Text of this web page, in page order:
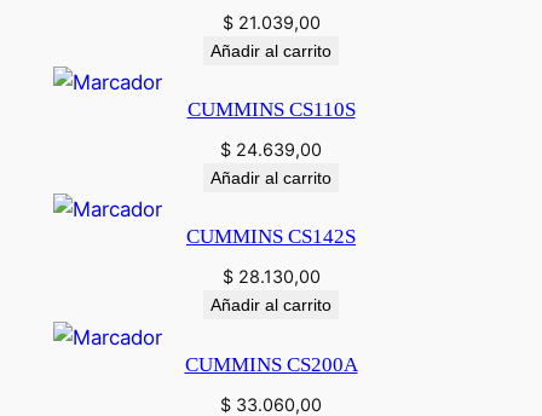
$21.039,00
Añadir al carrito
CUMMINS CS110S
$ 24.639,00
Añadir al carrito
CUMMINS CS142S
$28.130,00
Añadir al carrito
CUMMINS CS200A
$ 33.060,00